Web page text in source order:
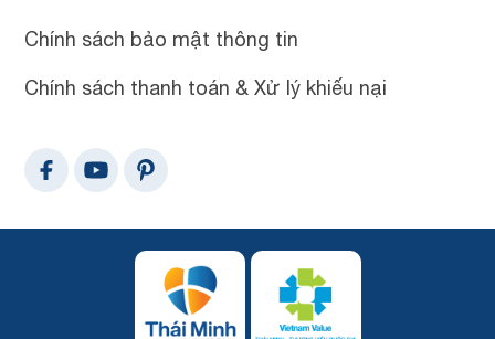
Chính sách bảo mật thông tin
Chính sách thanh toán & Xử lý khiếu nại